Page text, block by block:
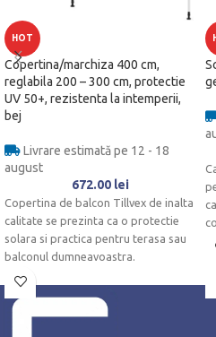
HOT
Copertina/marchiza 400 cm,
reglabila 200 – 300 cm, protectie
UV 50+, rezistenta la intemperii,
bej
Livrare estimată pe 12 - 18
august
672.00 lei
Copertina de balcon Tillvex de inalta
calitate se prezinta ca o protectie
solara si practica pentru terasa sau
balconul dumneavoastra.